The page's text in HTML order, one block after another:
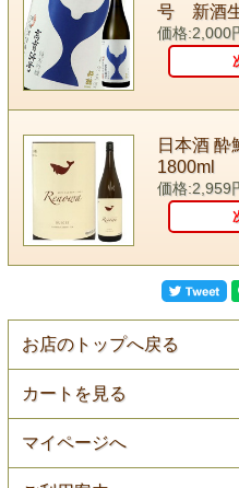
号 新酒
価格:2,000
日本酒
1800ml
価格:2,959
お店のトップへ戻る
カートを見る
マイページへ